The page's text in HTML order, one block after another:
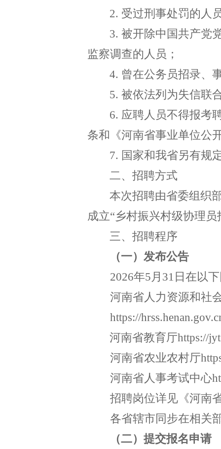
2. 受过刑事处罚的人
3. 被开除中国共产党
监察调查的人员；
4. 曾在公务员招录、
5. 被依法列为失信联
6. 应聘人员不得报考
条和《河南省事业单位公
7. 国家和我省另有规
二、招聘方式
本次招聘由省委组织
成立“乡村振兴村级协理
三、招聘程序
（一）发布公告
2026年5 月 31 日在以
河南省人力资源和社
https://
河南省教育厅https://
河南省农业农村厅
河南省人事考试中心
招聘岗位详见《河南
各省辖市同步在相关
（二）提交报名申请